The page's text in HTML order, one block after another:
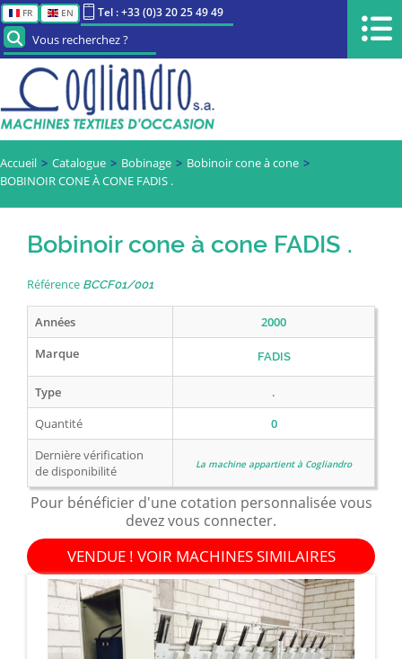
FR EN Tel : +33 (0)3 20 25 49 49
Vous recherchez ?
Accueil Catalogue Bobinage
Bobinoir cone à cone
BOBINOIR CONE À CONE FADIS .
Bobinoir cone à cone FADIS .
Référence BCCF01/001
Années
2000
Marque
FADIS
Type
.
Quantité
0
Dernière vérification
de disponibilité
La machine appartient à Cogliandro
Pour bénéficier d'une cotation personnalisée vous
devez vous connecter.
VENDUE ! VOIR MACHINES SIMILAIRES